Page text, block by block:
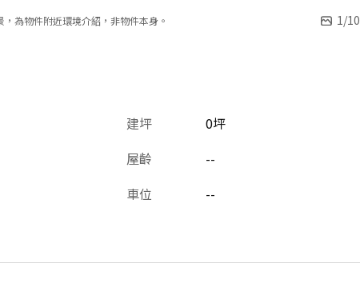
為物件附近環境介紹，非物件本身。 1/10
建坪 0坪
屋齡 --
車位 --